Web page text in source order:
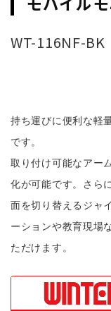
WT-116NF-BK
持ち運びに便利な軽
です。
取り付け可能なアー
化が可能です。さら
面を切り替えるジャ
ーションや教育現場
ただけます。